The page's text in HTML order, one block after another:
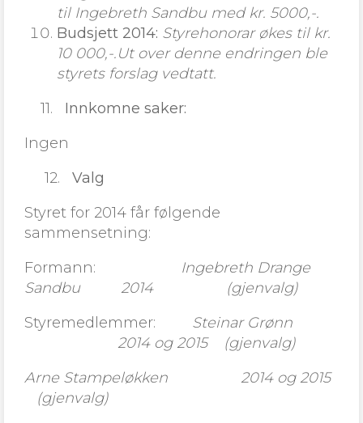
til Ingebreth Sandbu med kr. 5000,-.
Budsjett 2014: Styrehonorar økes til kr.
10 000,-.Ut over denne endringen ble
styrets forslag vedtatt.
11. Innkomne saker:
Ingen
12. Valg
Styret for 2014 får følgende
sammensetning:
Formann: Ingebreth Drange
Sandbu 2014 (gjenvalg)
Styremedlemmer: Steinar Grønn
2014 og 2015 (gjenvalg)
Arne Stampeløkken 2014 og 2015
(gjenvalg)